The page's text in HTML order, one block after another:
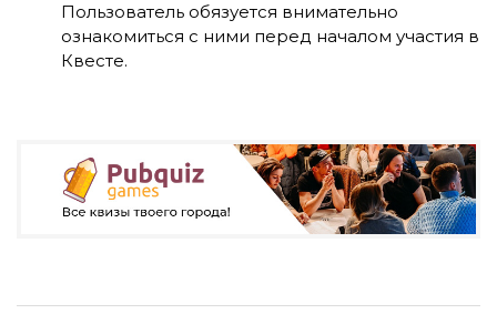
Пользователь обязуется внимательно
ознакомиться с ними перед началом участия в
Квесте.